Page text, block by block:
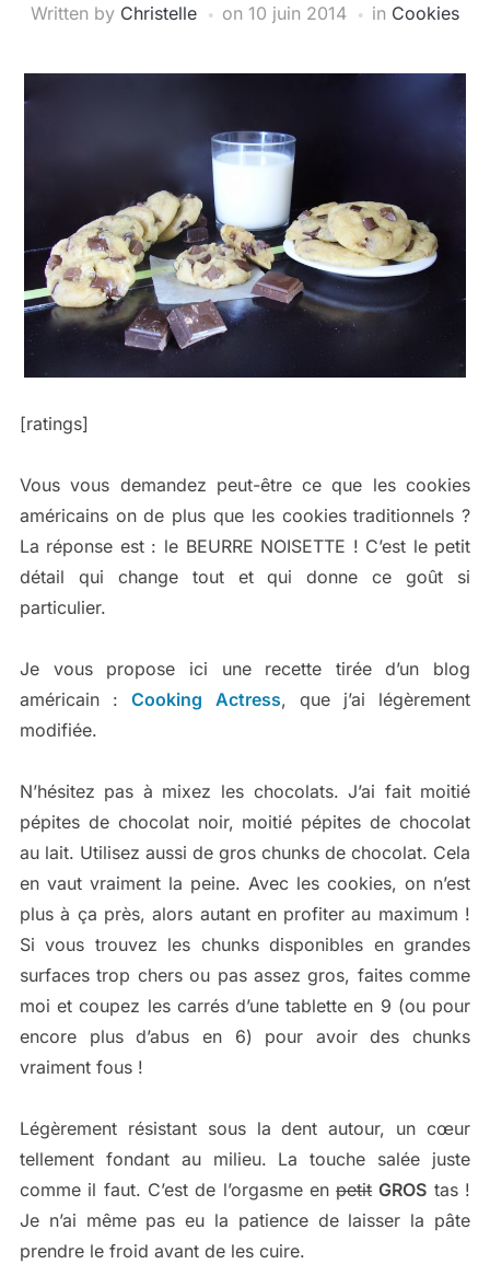
Written by Christelle on 10 juin 2014 in Cookies
[ratings]
Vous vous demandez peut-être ce que les cookies
américains on de plus que les cookies traditionnels ?
La réponse est : le BEURRE NOISETTE ! C’est le petit
détail qui change tout et qui donne ce goût si
particulier.
Je vous propose ici une recette tirée d’un blog
américain :Cooking Actress, que j’ai légèrement
modifiée.
N’hésitez pas à mixez les chocolats. J’ai fait moitié
pépites de chocolat noir, moitié pépites de chocolat
au lait. Utilisez aussi de gros chunks de chocolat. Cela
en vaut vraiment la peine. Avec les cookies, on n’est
plus à ça près, alors autant en profiter au maximum !
Si vous trouvez les chunks disponibles en grandes
surfaces trop chers ou pas assez gros, faites comme
moi et coupez les carrés d’une tablette en 9 (ou pour
encore plus d’abus en 6) pour avoir des chunks
vraiment fous !
Légèrement résistant sous la dent autour, un cœur
tellement fondant au milieu. La touche salée juste
comme il faut. C’est de l’orgasme enpetit GROS tas !
Je n’ai même pas eu la patience de laisser la pâte
prendre le froid avant de les cuire.